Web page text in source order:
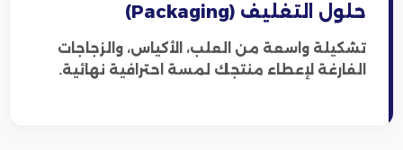
حلول التغليف (Packaging)
تشكيلة واسعة من العلب، الأكياس، والزجاجات
الفارغة لإعطاء منتجك لمسة احترافية نهائية.